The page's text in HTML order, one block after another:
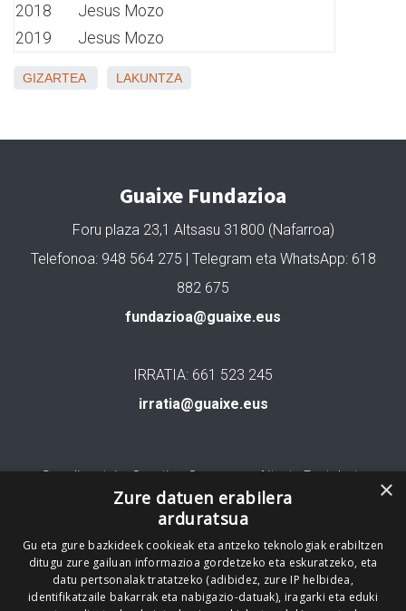
2018
Jesus Mozo
2019
Jesus Mozo
GIZARTEA LAKUNTZA
Guaixe Fundazioa
Foru plaza 23,1 Altsasu 31800 (Nafarroa)
Telefonoa: 948 564 275 | Telegram eta WhatsApp: 618
882 675
fundazioa@guaixe.eus
IRRATIA: 661 523 245
irratia@guaixe.eus
Gure lizentzia: Creative Commons Aitortu Partekatu
Codesyntaxek garatua
×
Zure datuen erabilera
arduratsua
Gu eta gure bazkideek cookieak eta antzeko teknologiak erabiltzen
ditugu zure gailuan informazioa gordetzeko eta eskuratzeko, eta
datu pertsonalak tratatzeko (adibidez, zure IP helbidea,
identifikatzaile bakarrak eta nabigazio-datuak), iragarki eta eduki